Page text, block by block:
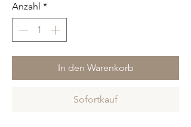
Anzahl *
In den Warenkorb
Sofortkauf